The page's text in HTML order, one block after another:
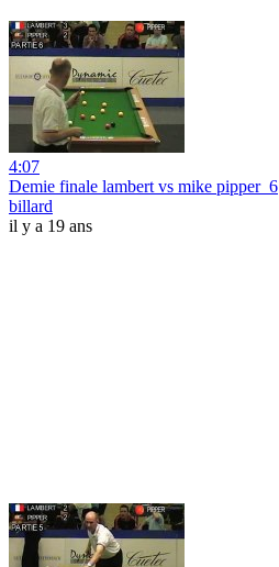
4:07
Demie finale lambert vs mike pipper_6
billard
il y a 19 ans